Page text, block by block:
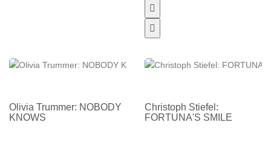
Olivia Trummer: NOBODY
KNOWS
Christoph Stiefel:
FORTUNA'S SMILE